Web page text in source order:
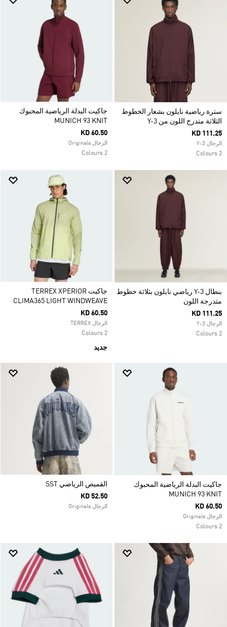
سترة رياضية نايلون بشعار الخطوط
الثلاثة متدرج اللون من Y-3
KD 111.25
الرجال Y-3
2 Colours
جاكيت البدلة الرياضية المحبوك
MUNICH 93 KNIT
KD 60.50
الرجال Originals
2 Colours
بنطال Y-3 رياضي نايلون بثلاثة خطوط
متدرجة اللون
KD 111.25
الرجال Y-3
2 Colours
جاكيت TERREX XPERIOR
CLIMA365 LIGHT WINDWEAVE
KD 60.50
الرجال TERREX
2 Colours
جديد
جاكيت البدلة الرياضية المحبوك
MUNICH 93 KNIT
KD 60.50
الرجال Originals
2 Colours
القميص الرياضي SST
KD 52.50
الرجال Originals